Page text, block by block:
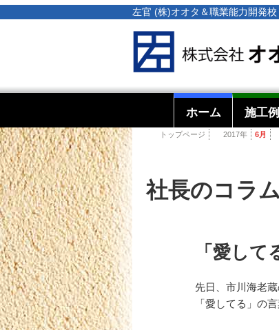
左官 (株)オオタ＆職業能力開発
ホーム 施工例
トップページ 2017年 6月
社長のコラム
「愛して
先日、市川海老
「愛してる」の言